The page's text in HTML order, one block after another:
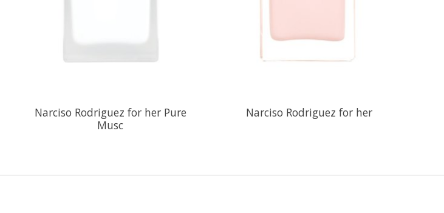
Narciso Rodriguez for her Pure
Musc
Narciso Rodriguez for her